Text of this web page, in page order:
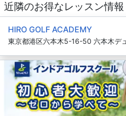
近隣のお得なレッスン情報
HIRO GOLF ACADEMY
東京都港区六本木5-16-50 六本木デ